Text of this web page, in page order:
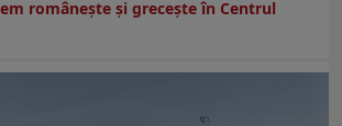
româneşte şi greceşte în Centrul